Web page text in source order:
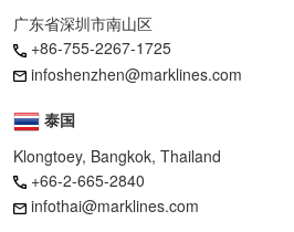
广东省深圳市南山区
+86-755-2267-1725
infoshenzhen@marklines.com
泰国
Klongtoey, Bangkok, Thailand
+66-2-665-2840
infothai@marklines.com